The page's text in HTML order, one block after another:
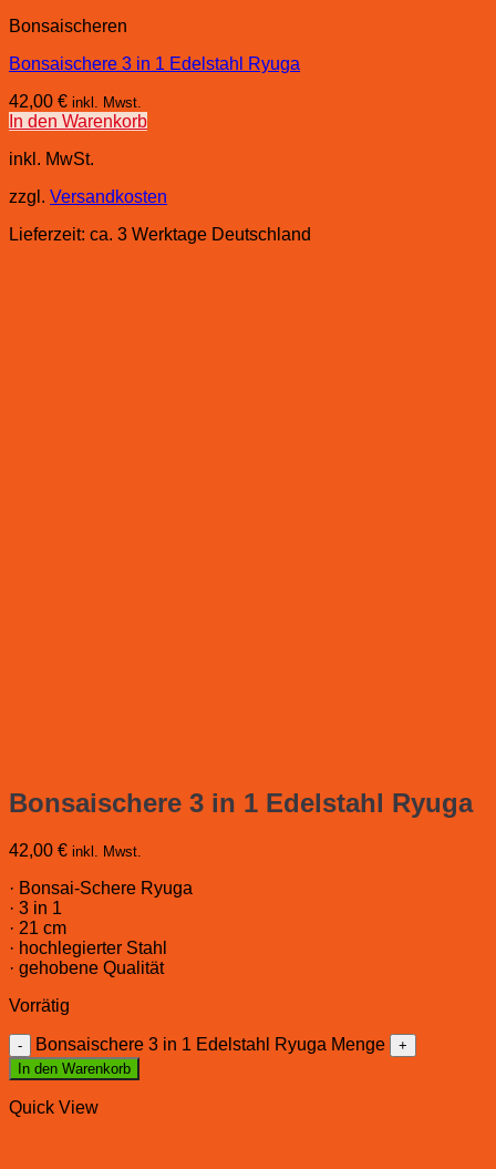
Bonsaischeren
Bonsaischere 3 in 1 Edelstahl Ryuga
42,00 € inkl. Mwst.
In den Warenkorb
inkl. MwSt.
zzgl. Versandkosten
Lieferzeit: ca. 3 Werktage Deutschland
Bonsaischere 3 in 1 Edelstahl Ryuga
42,00 € inkl. Mwst.
· Bonsai-Schere Ryuga
· 3 in 1
· 21 cm
· hochlegierter Stahl
· gehobene Qualität
Vorrätig
Bonsaischere 3 in 1 Edelstahl Ryuga Menge
In den Warenkorb
Quick View